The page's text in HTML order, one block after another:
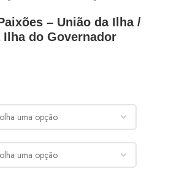
– União da Ilha /
Ilha do Governador